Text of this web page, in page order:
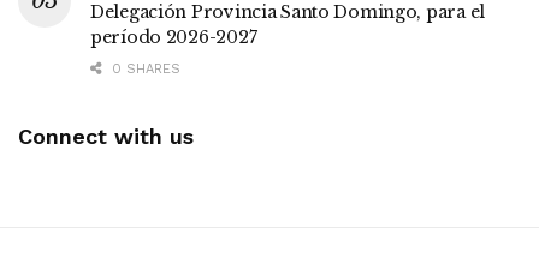
Delegación Provincia Santo Domingo, para el
período 2026-2027
0 SHARES
Connect with us